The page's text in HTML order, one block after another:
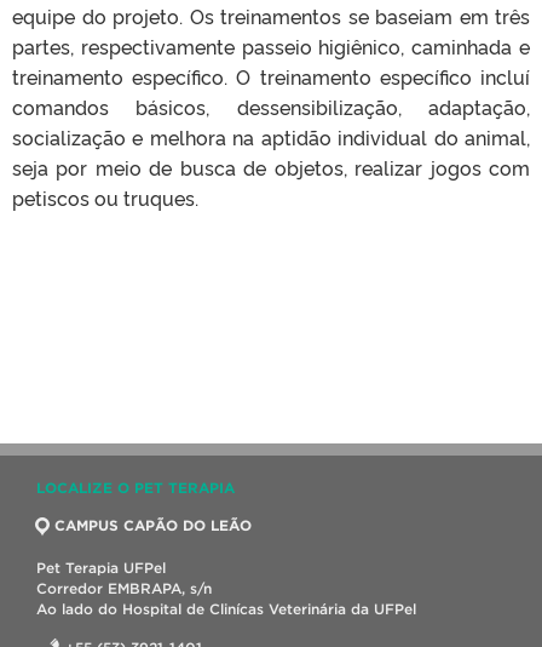
equipe do projeto. Os treinamentos se baseiam em três
partes, respectivamente passeio higiênico, caminhada e
treinamento específico. O treinamento específico incluí
comandos básicos, dessensibilização, adaptação,
socialização e melhora na aptidão individual do animal,
seja por meio de busca de objetos, realizar jogos com
petiscos ou truques.
LOCALIZE O PET TERAPIA
CAMPUS CAPÃO DO LEÃO
Pet Terapia UFPel
Corredor EMBRAPA, s/n
Ao lado do Hospital de Clinícas Veterinária da UFPel